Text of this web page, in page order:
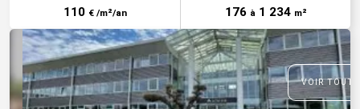
110 € /m²/an 176 à1 234 m²
VOIR